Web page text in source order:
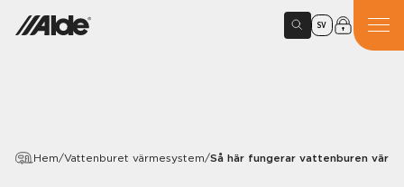
SV
Hem/Vattenburet värmesystem/Så här fungerar vattenburen